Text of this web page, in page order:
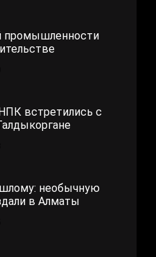
промышленности
встретились с
необычную
в Алматы